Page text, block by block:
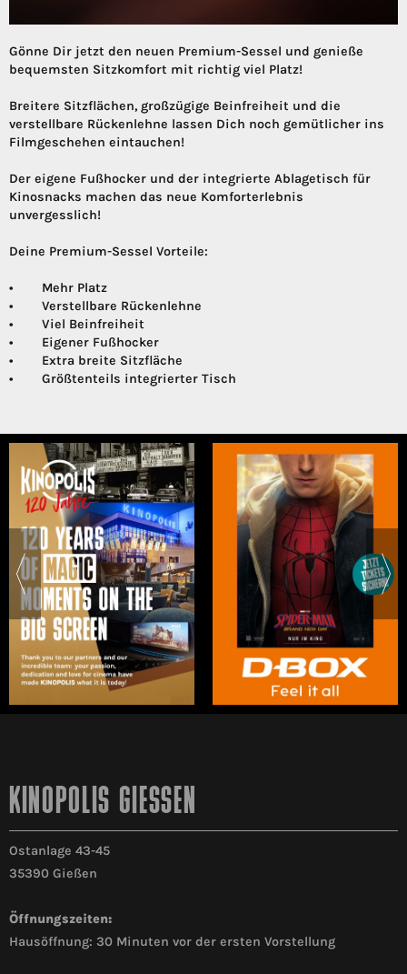
Gönne Dir jetzt den neuen Premium-Sessel und genieße
bequemsten Sitzkomfort mit richtig viel Platz!
Breitere Sitzflächen, großzügige Beinfreiheit und die
verstellbare Rückenlehne lassen Dich noch gemütlicher ins
Filmgeschehen eintauchen!
Der eigene Fußhocker und der integrierte Ablagetisch für
Kinosnacks machen das neue Komforterlebnis
unvergesslich!
Deine Premium-Sessel Vorteile:
• Mehr Platz
• Verstellbare Rückenlehne
• Viel Beinfreiheit
• Eigener Fußhocker
• Extra breite Sitzfläche
• Größtenteils integrierter Tisch
KINOPOLIS GIESSEN
Ostanlage 43-45
35390 Gießen
Öffnungszeiten:
Hausöffnung: 30 Minuten vor der ersten Vorstellung